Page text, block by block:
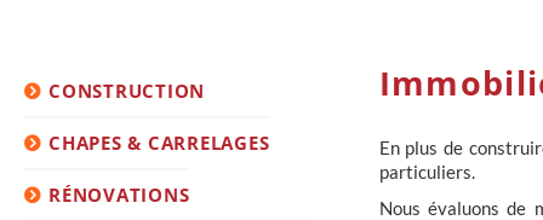
CONSTRUCTION
CHAPES & CARRELAGES
RÉNOVATIONS
En plus de
particuliers.
Nous évaluons de